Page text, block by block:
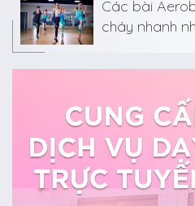
Các bài
cháy nhanh